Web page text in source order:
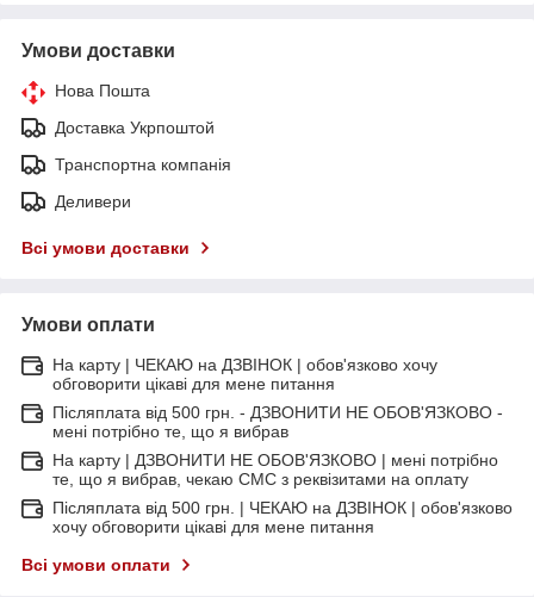
Умови доставки
Нова Пошта
Доставка Укрпоштой
Транспортна компанія
Деливери
Всі умови доставки
Умови оплати
На карту | ЧЕКАЮ на ДЗВІНОК | обов'язково хочу
обговорити цікаві для мене питання
Післяплата від 500 грн. - ДЗВОНИТИ НЕ ОБОВ'ЯЗКОВО -
мені потрібно те, що я вибрав
На карту | ДЗВОНИТИ НЕ ОБОВ'ЯЗКОВО | мені потрібно
те, що я вибрав, чекаю СМС з реквізитами на оплату
Післяплата від 500 грн. | ЧЕКАЮ на ДЗВІНОК | обов'язково
хочу обговорити цікаві для мене питання
Всі умови оплати